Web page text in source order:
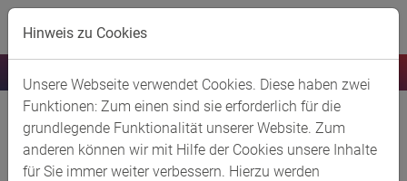
Skip to main content
Arbeitgeberverband Chemie
Rheinland e.V.
Hinweis zu Cookies
Unsere Webseite verwendet Cookies. Diese haben zwei
Funktionen: Zum einen sind sie erforderlich für die
grundlegende Funktionalität unserer Website. Zum
anderen können wir mit Hilfe der Cookies unsere Inhalte
für Sie immer weiter verbessern. Hierzu werden